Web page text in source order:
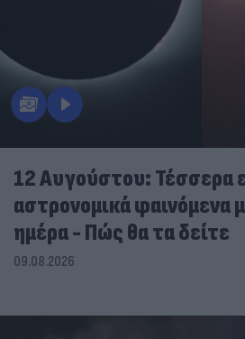
12 Αυγούστου: Τέσσερα
αστρονομικά φαινόμενα
ημέρα - Πώς θα τα δείτε
09.08.2026